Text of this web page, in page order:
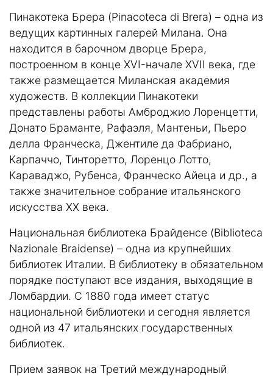
Пинакотека Брера (Pinacoteca di Brera) – одна из
ведущих картинных галерей Милана. Она
находится в барочном дворце Брера,
построенном в конце XVI-начале XVII века, где
также размещается Миланская академия
художеств. В коллекции Пинакотеки
представлены работы Амброджио Лоренцетти,
Донато Браманте, Рафаэля, Мантеньи, Пьеро
делла Франческа, Джентиле да Фабриано,
Карпаччо, Тинторетто, Лоренцо Лотто,
Караваджо, Рубенса, Франческо Айеца и др., а
также значительное собрание итальянского
искусства XX века.
Национальная библиотека Брайденсе (Biblioteca
Nazionale Braidense) – одна из крупнейших
библиотек Италии. В библиотеку в обязательном
порядке поступают все издания, выходящие в
Ломбардии. С 1880 года имеет статус
национальной библиотеки и сегодня является
одной из 47 итальянских государственных
библиотек.
Прием заявок на Третий международный